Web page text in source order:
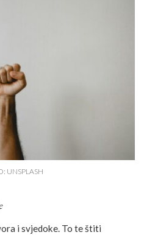
UNSPLASH
i svjedoke. To te štiti